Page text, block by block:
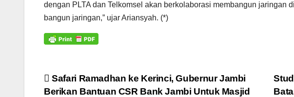
dengan PLTA dan Telkomsel akan berkolaborasi membangun jaringan
bangun jaringan,” ujar Ariansyah. (*)
Navigasi
Safari Ramadhan ke Kerinci, Gubernur Jambi
Berikan Bantuan CSR Bank Jambi Untuk Masjid